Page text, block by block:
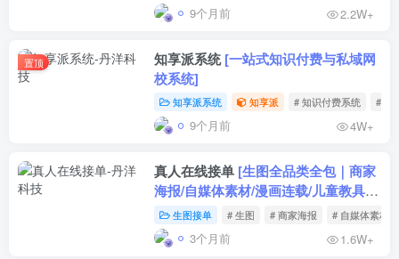
9个月前 2.2W+
置顶 知享派系统[一站式知识付费与私域网
校系统]
知享派系统 知享派 # 知识付费系统 # 知
9个月前 4W+
真人在线接单 [生图全品类全包｜商家
海报/自媒体素材/漫画连载/儿童教具/
美术商用素材，当天出图、可商用、可
加急]
生图接单 # 生图 # 商家海报 # 自媒体素材
3个月前 1.6W+